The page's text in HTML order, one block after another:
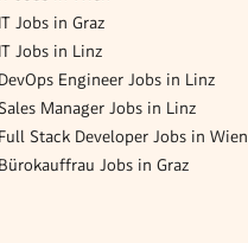
IT Jobs in Graz
IT Jobs in Linz
DevOps Engineer Jobs in Linz
Sales Manager Jobs in Linz
Full Stack Developer Jobs in Wien
Bürokauffrau Jobs in Graz